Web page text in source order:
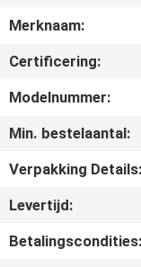
ONS
NIEUWS
Merknaam:
Certificering:
Modelnummer:
Min. bestelaantal:
Verpakking Details:
Levertijd:
Betalingscondities: